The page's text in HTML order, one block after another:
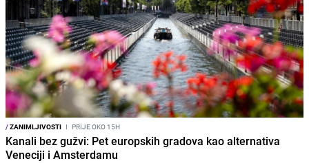
/ZANIMLJIVOSTI I PRIJE OKO 15H
Kanali bez gužvi: Pet europskih gradova kao alternativa
Veneciji i Amsterdamu